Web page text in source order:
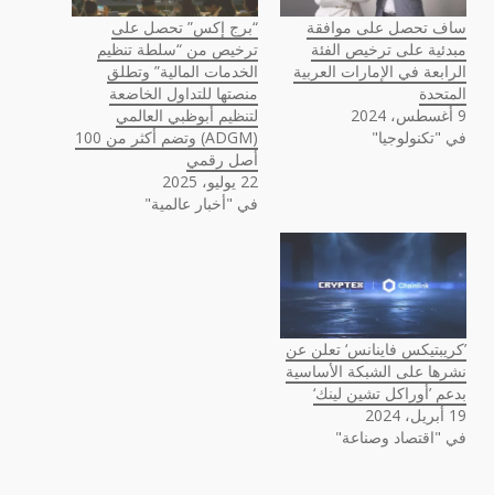
ساف تحصل على موافقة
مبدئية على ترخيص الفئة
الرابعة في الإمارات العربية
المتحدة
9 أغسطس، 2024
في "تكنولوجيا"
“برج إكس” تحصل على
ترخيص من “سلطة تنظيم
الخدمات المالية” وتطلق
منصتها للتداول الخاضعة
لتنظيم أبوظبي العالمي
(ADGM) وتضم أكثر من 100
أصل رقمي
22 يوليو، 2025
في "أخبار عالمية"
’كريبتيكس فاينانس‘ تعلن عن
نشرها على الشبكة الأساسية
بدعم ’أوراكل تشين لينك‘
19 أبريل، 2024
في "اقتصاد وصناعة"